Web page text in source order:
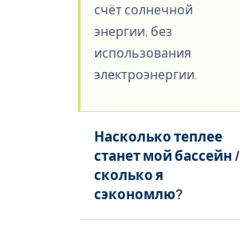
счёт солнечной
энергии, без
использования
электроэнергии.
Насколько теплее
станет мой бассейн /
сколько я
сэкономлю?